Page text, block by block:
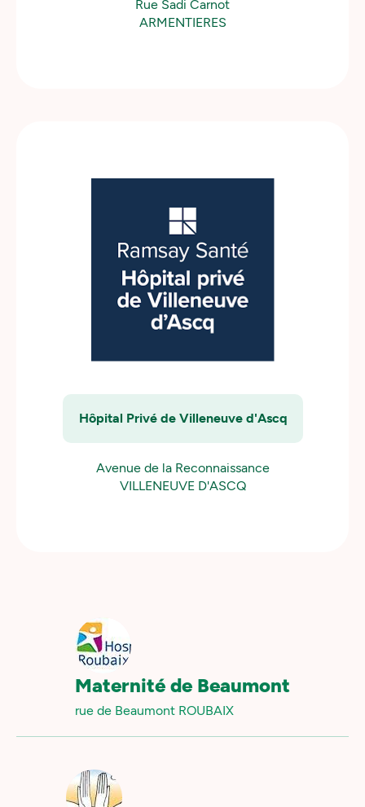
Rue Sadi Carnot
ARMENTIERES
Hôpital Privé de Villeneuve d'Ascq
Avenue de la Reconnaissance
VILLENEUVE D'ASCQ
Maternité de Beaumont
rue de Beaumont ROUBAIX